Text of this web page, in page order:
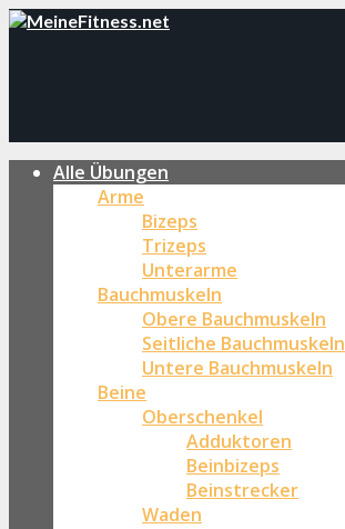
Alle Übungen
Arme
Bizeps
Trizeps
Unterarme
Bauchmuskeln
Obere Bauchmuskeln
Seitliche Bauchmuskeln
Untere Bauchmuskeln
Beine
Oberschenkel
Adduktoren
Beinbizeps
Beinstrecker
Waden